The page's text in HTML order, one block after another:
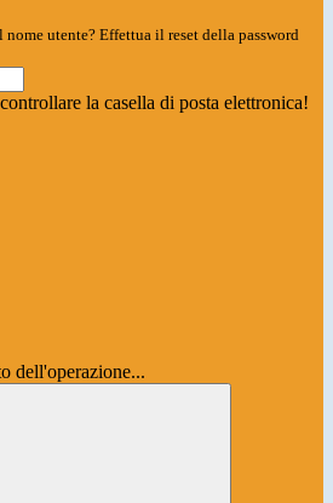
utente? Effettua il reset della password
la casella di posta elettronica!
dell'operazione...